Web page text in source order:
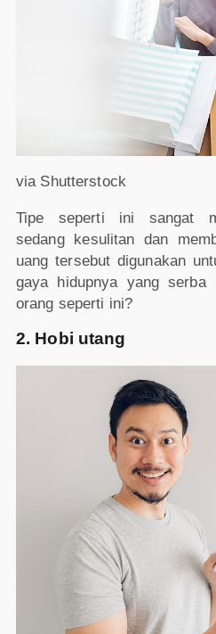
via Shutterstock
Tipe seperti ini sangat
sedang kesulitan dan
uang tersebut digunakan
gaya hidupnya yang serba
orang seperti ini?
2. Hobi utang